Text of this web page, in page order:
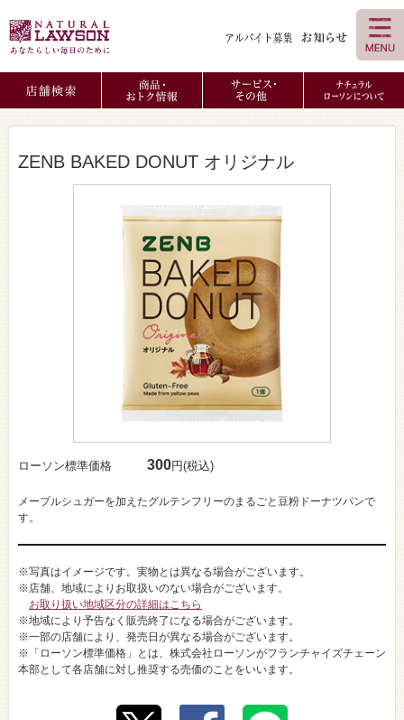
ZENB BAKED DONUT オリジナル
ローソン標準価格 300円(税込)
メープルシュガーを加えたグルテンフリーのまるごと豆粉ドーナツパンで
す。
※写真はイメージです。実物とは異なる場合がございます。
※店舗、地域によりお取扱いのない場合がございます。
お取り扱い地域区分の詳細はこちら
※地域により予告なく販売終了になる場合がございます。
※一部の店舗により、発売日が異なる場合がございます。
※「ローソン標準価格」とは、株式会社ローソンがフランチャイズチェーン
本部として各店舗に対し推奨する売価のことをいいます。